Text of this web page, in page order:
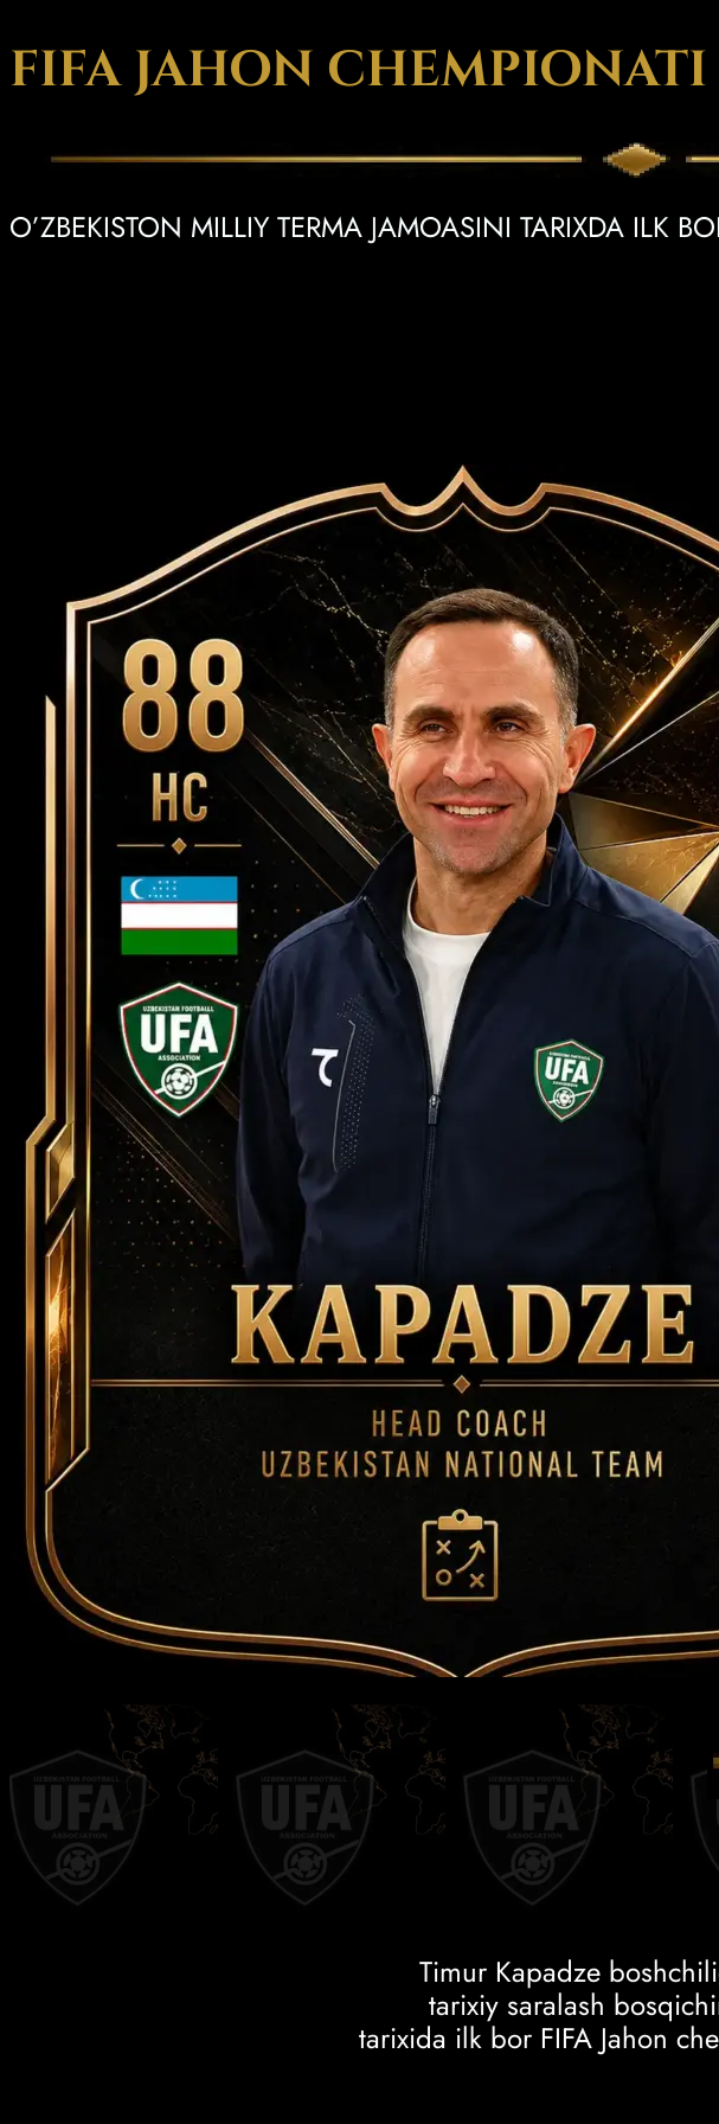
FIFA JAHON CHEMPIONATI
O’ZBEKISTON MILLIY TERMА JAMOASINI TARIXDA ILK
Timur Kapadze
tarixiy saralash
tarixida ilk bor FIFA Jahon